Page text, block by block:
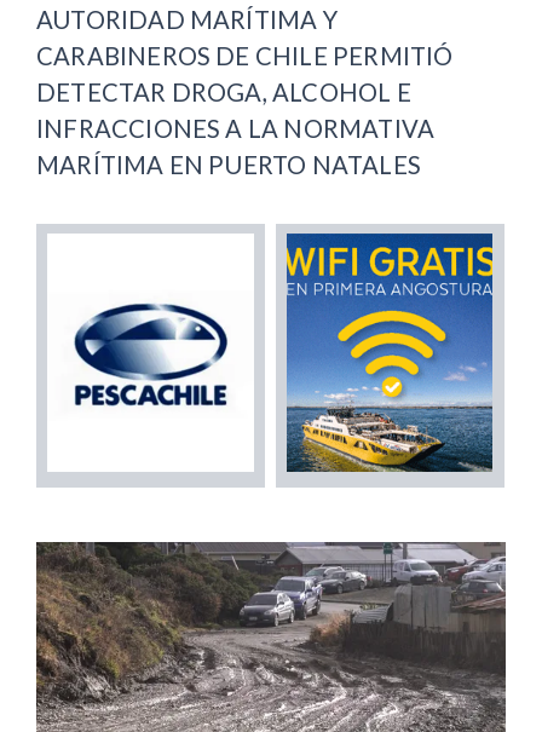
AUTORIDAD MARÍTIMA Y
CARABINEROS DE CHILE PERMITIÓ
DETECTAR DROGA, ALCOHOL E
INFRACCIONES A LA NORMATIVA
MARÍTIMA EN PUERTO NATALES